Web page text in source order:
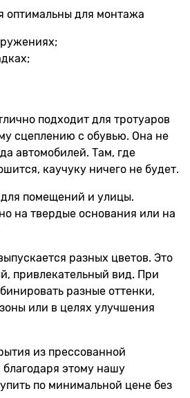
оптимальны для монтажа
подходит для тротуаров
сцеплению с обувью. Она не
автомобилей. Там, где
каучуку ничего не будет.
помещений и улицы.
на твердые основания или на
разных цветов. Это
привлекательный вид. При
разные оттенки,
или в целях улучшения
из прессованной
этому нашу
по минимальной цене без